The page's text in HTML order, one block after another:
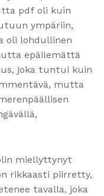
pdf oli kuin
ympäriin,
oli lohdullinen
epäilemättä
joka tuntui kuin
mutta
miellyttynyt
rikkaasti piirretty,
tavalla, joka